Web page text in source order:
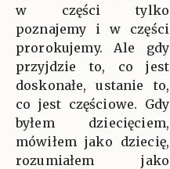
w części tylko
poznajemy i w części
prorokujemy. Ale gdy
przyjdzie to, co jest
doskonałe, ustanie to,
co jest częściowe. Gdy
byłem dziecięciem,
mówiłem jako dziecię,
rozumiałem jako